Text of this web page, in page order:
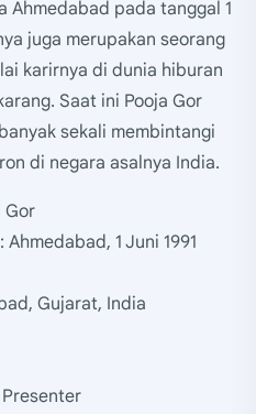
Ahmedabad pada tanggal 1
juga merupakan seorang
karirnya di dunia hiburan
Saat ini Pooja Gor
sekali membintangi
di negara asalnya India.
Gor
1 Juni 1991
Gujarat, India